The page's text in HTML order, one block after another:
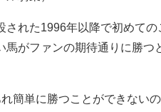
れた1996年以降で初めて
馬がファンの期待通りに勝つ
簡単に勝つことができない